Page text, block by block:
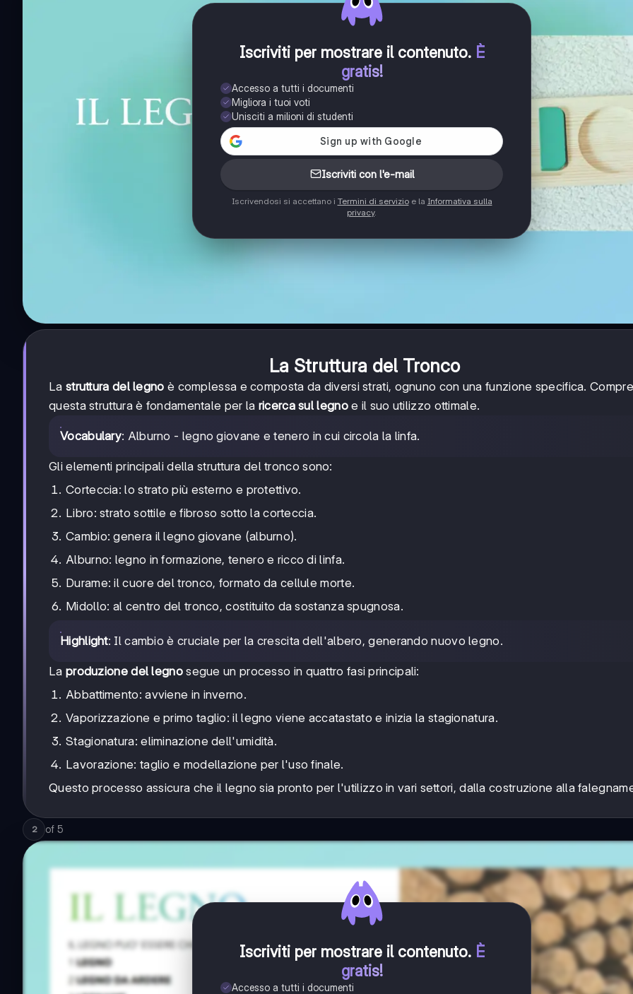
Iscriviti per mostrare il contenuto. È
gratis!
Accesso a tutti i documenti
Migliora i tuoi voti
Unisciti a milioni di studenti
Iscriviti con l'e-mail
Iscrivendosi si accettano i Termini di servizioe la Informativa sulla
privacy.
La Struttura del Tronco
La struttura del legno è complessa e composta da diversi strati, ognuno con una funzione specifica.
questa struttura è fondamentale per la ricerca sul legnoe il suo utilizzo ottimale.
Vocabulary: Alburno - legno giovane e tenero in cui circola la linfa.
Gli elementi principali della struttura del tronco sono:
Corteccia: lo strato più esterno e protettivo.
Libro: strato sottile e fibroso sotto la corteccia.
Cambio: genera il legno giovane (alburno).
Alburno: legno in formazione, tenero e ricco di linfa.
Durame: il cuore del tronco, formato da cellule morte.
Midollo: al centro del tronco, costituito da sostanza spugnosa.
Highlight: Il cambio è cruciale per la crescita dell'albero, generando nuovo legno.
La produzione del legnosegue un processo in quattro fasi principali:
Abbattimento: avviene in inverno.
Vaporizzazione e primo taglio: il legno viene accatastato e inizia la stagionatura.
Stagionatura: eliminazione dell'umidità.
Lavorazione: taglio e modellazione per l'uso finale.
Questo processo assicura che il legno sia pronto per l'utilizzo in vari settori, dalla costruzione alla
2 of 5
Iscriviti per mostrare il contenuto. È
gratis!
Accesso a tutti i documenti